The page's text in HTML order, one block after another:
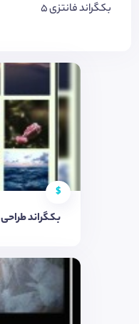
بکگراند فانتزی 5
$
بکگراند طراحی